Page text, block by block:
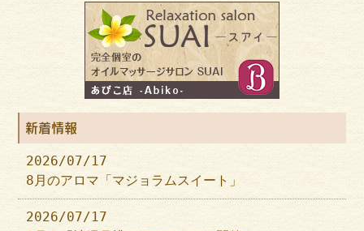
新着情報
2026/07/17
8月のアロマ「マジョラムスイート」
2026/07/17